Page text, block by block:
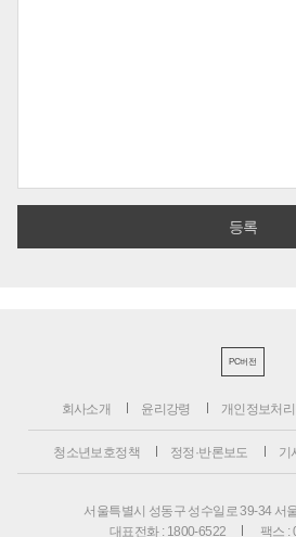
PC버전
회사소개 윤리강령 개인정보처
청소년보호정책 정정·반론보도 기
서울특별시 성동구 성수일로 39-34 서
대표전화 : 1800-6522
팩스 :